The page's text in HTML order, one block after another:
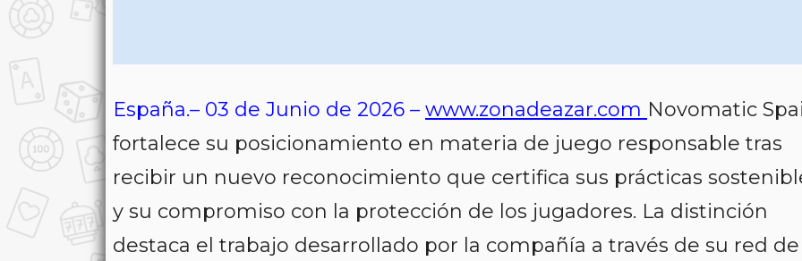
España.– 03 de Junio de 2026 – www.zonadeazar.com Novomatic
fortalece su posicionamiento en materia de juego responsable tras
recibir un nuevo reconocimiento que certifica sus prácticas
y su compromiso con la protección de los jugadores. La distinción
destaca el trabajo desarrollado por la compañía a través de su red de